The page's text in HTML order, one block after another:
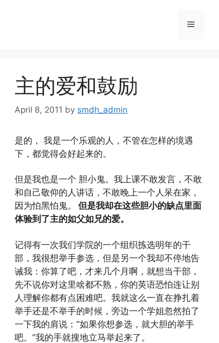
Menu
主的爱和鼓励
April 8, 2011 by smdh_admin
是的， 我是一个乐观的人，不管在怎样的境遇
下，都觉得会好起来的。
但是我也是一个 胆小鬼。我上课不敢发言，不敢
和自己敬仰的人讲话，不敢晚上一个人呆在家，
因为怕黑怕鬼。
但是我却在这些胆小的缺点里面
体验到了主的如父如兄的爱。
记得有一次我们学院的一个组织拣选明年的干
部，我很想举手参选，但是另一个我却不停地告
诫我：你算了吧，才来几个月啊，就想当干部，
先不说你对这里啥都不熟，你的英语恐怕连让别
人理解你都有点困难吧。我就这么一直在挣扎着
举手还是不举手的时候，旁边一个学姐忽然拍了
一下我的肩说：“如果你想参选，就大胆的举手
吧。”我的手就搜地立马举起来了。